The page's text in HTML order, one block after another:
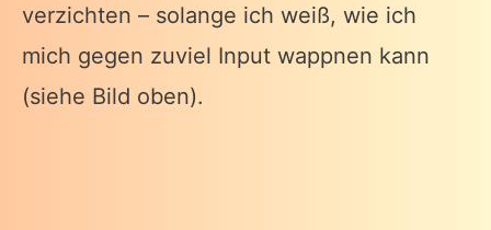
verzichten – solange ich weiß, wie ich
mich gegen zuviel Input wappnen kann
(siehe Bild oben).